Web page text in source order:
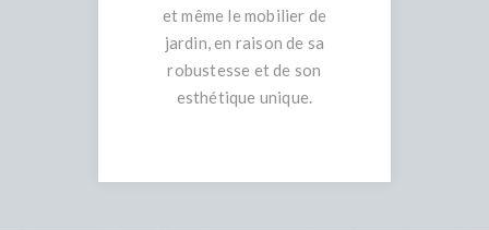
et même le mobilier de
jardin, en raison de sa
robustesse et de son
esthétique unique.